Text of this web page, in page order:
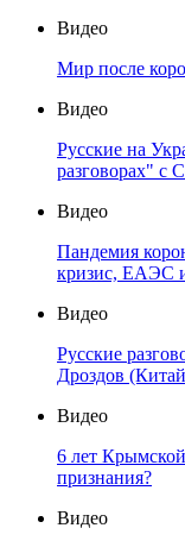
Видео
Мир после
Видео
Русские на
разговорах" с
Видео
Пандемия
кризис, ЕАЭС
Видео
Русские
Дроздов
Видео
6 лет
признания?
Видео